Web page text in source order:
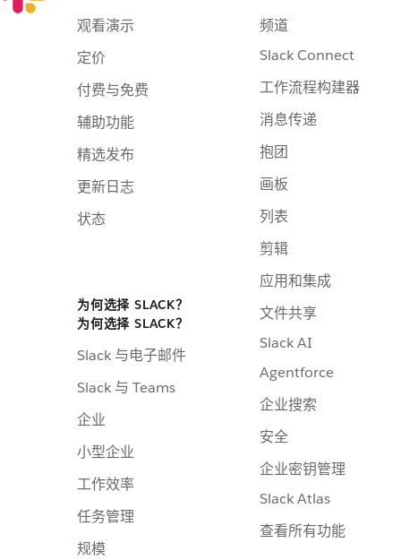
观看演示
定价
付费与免费
辅助功能
精选发布
更新日志
状态
为何选择 SLACK？
为何选择 SLACK？
Slack 与电子邮件
Slack 与 Teams
企业
小型企业
工作效率
任务管理
规模
频道
Slack Connect
工作流程构建器
消息传递
抱团
画板
列表
剪辑
应用和集成
文件共享
Slack AI
Agentforce
企业搜索
安全
企业密钥管理
Slack Atlas
查看所有功能